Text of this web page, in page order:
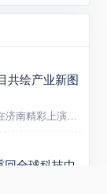
共绘产业新图
泉城五月，群贤毕至，一场关于未来科技的盛宴在济南精彩上演。5...
回全球科技中